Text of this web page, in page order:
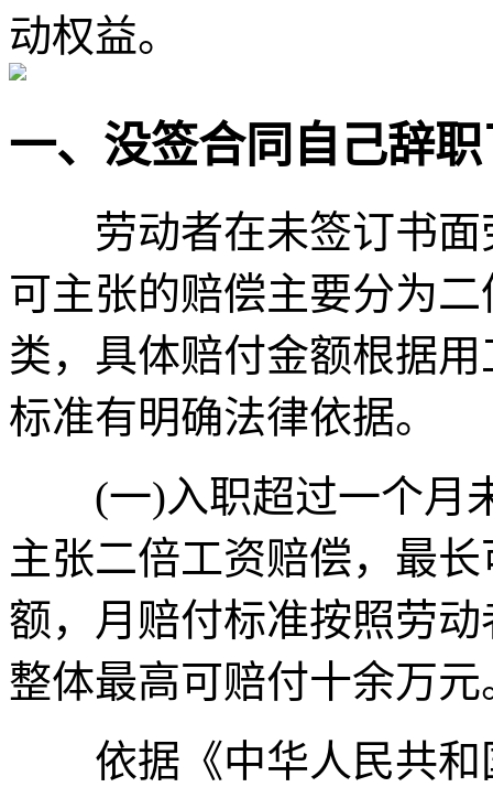
动权益。
一、没签合同自己辞
劳动者在未签订书面
可主张的赔偿主要分为二
类，具体赔付金额根据
标准有明确法律依据。
(一)入职超过一个月
主张二倍工资赔偿，最
额，月赔付标准按照劳
整体最高可赔付十余万元
依据《中华人民共和